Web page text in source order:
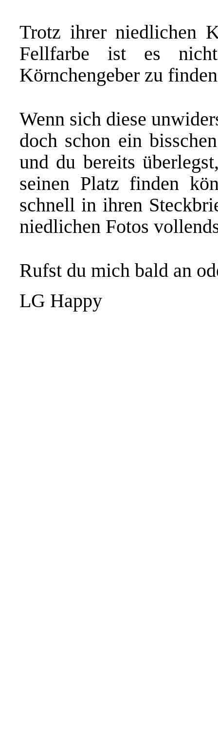
Trotz ihrer niedlichen
Fellfarbe ist es
Körnchengeber zu
Wenn sich diese
doch schon ein
und du bereits
seinen Platz finden
schnell in ihren
niedlichen Fotos
Rufst du mich bald an
LG Happy